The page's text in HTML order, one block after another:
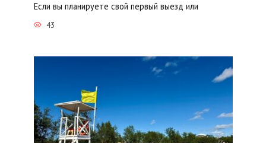
Если вы планируете свой первый выезд или
43